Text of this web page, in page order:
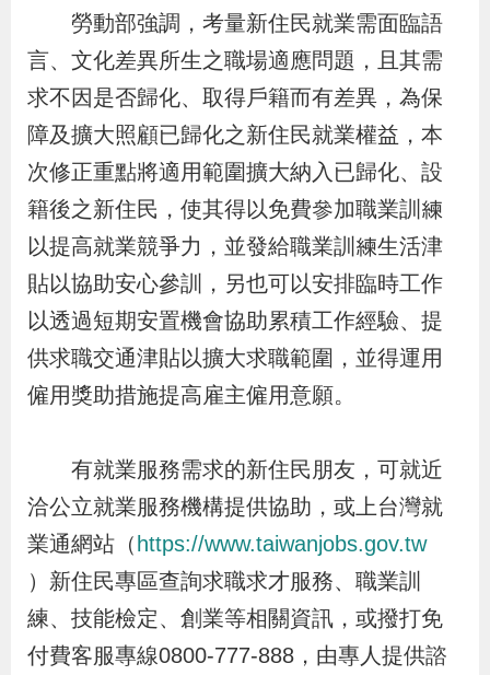
結
網
站
導
覽
民
意
信
箱
文
字
客
服
統
計
資
訊
E
n
g
s
h
回
首
頁
R
S
S
權
及
資
訊
安
全
勞動部強調，考量新住民就業需面臨語
言、文化差異所生之職場適應問題，且其需
求不因是否歸化、取得戶籍而有差異，為保
障及擴大照顧已歸化之新住民就業權益，本
次修正重點將適用範圍擴大納入已歸化、設
籍後之新住民，使其得以免費參加職業訓練
以提高就業競爭力，並發給職業訓練生活津
貼以協助安心參訓，另也可以安排臨時工作
以透過短期安置機會協助累積工作經驗、提
供求職交通津貼以擴大求職範圍，並得運用
僱用獎助措施提高雇主僱用意願。
有就業服務需求的新住民朋友，可就近
洽公立就業服務機構提供協助，或上台灣就
業通網站（ https://www.taiwanjobs.gov.tw
）新住民專區查詢求職求才服務、職業訓
練、技能檢定、創業等相關資訊，或撥打免
付費客服專線0800-777-888，由專人提供諮